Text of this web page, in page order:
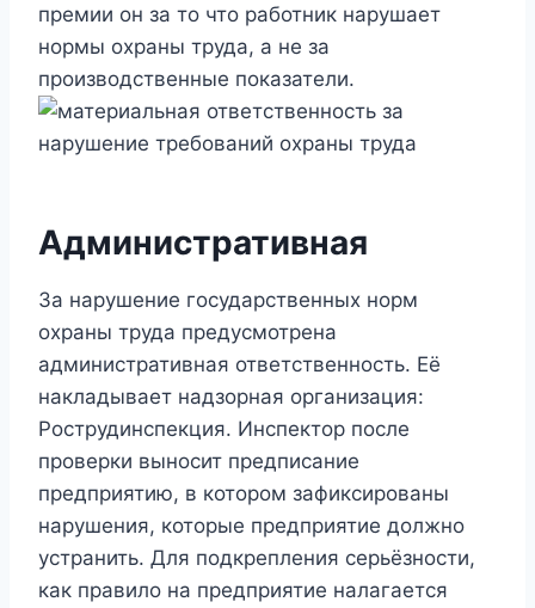
премии он за то что работник нарушает
нормы охраны труда, а не за
производственные показатели.
Административная
За нарушение государственных норм
охраны труда предусмотрена
административная ответственность. Её
накладывает надзорная организация:
Рострудинспекция. Инспектор после
проверки выносит предписание
предприятию, в котором зафиксированы
нарушения, которые предприятие должно
устранить. Для подкрепления серьёзности,
как правило на предприятие налагается